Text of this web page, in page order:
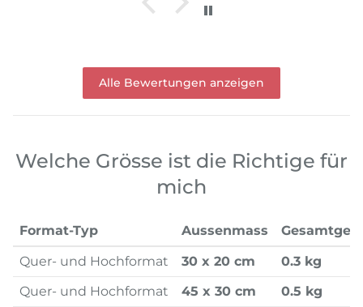
Alle Bewertungen anzeigen
Welche Grösse ist die Richtige für
mich
Format-Typ Aussenmass
Quer- und Hochformat
30 x 20 cm
0.3 kg
Quer- und Hochformat
45 x 30 cm
0.5 kg